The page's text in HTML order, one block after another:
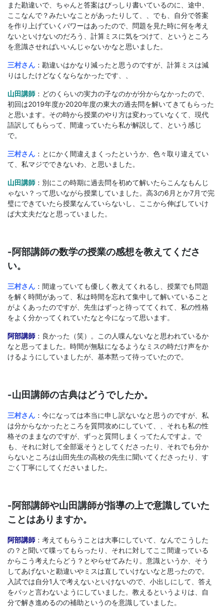
また勘違いで、ちゃんと答案はびっしり書いているのに、途中、
ここなんで？みたいなことがあったりして、、でも、自分で答案
を作り上げていくパワーはあったので、問題を見た時に何を考え
ないといけないのだろう、計算ミスに気をつけて、というところ
を意識させればいいんじゃないかなと思いました。
三村さん ：勘違いはかなり減ったと思うのですが、計算ミスは減
りはしたけどなくならなかったです、、
山田講師 ：どのくらいの実力の子なのかが分からなかったので、
初回は2019年度か2020年度の東大の過去問を解いてきてもらった
と思います。その時から授業のやり方は変わっていなくて、現代
語訳してもらって、間違っていたら私が解説して、という感じ
で。
三村さん ：とにかく間違えまくったというか、色々取り違えてい
て、私マジでできないわ、と思いました。
山田講師 ：別にこの時期に過去問を初めて解いたらこんなもんじ
ゃない？って思いながら授業していました。高3の6月とか7月で完
璧にできていたら授業なんていらないし、ここから伸ばしていけ
ば大丈夫だなと思っていました。
-阿部講師の数学の授業の感想を教えてくださ
い。
三村さん ：間違っていても優しく教えてくれるし、授業でも問題
を解く時間があって、私は時間を忘れて集中して解いていること
がよくあったのですが、先生はずっと待っててくれて、私の性格
をよく分かってくれていたなと今になって思います。
阿部講師 ：良かった（笑）。この人喋んないなと思われているか
なと思ってました。時間が無駄になるようなミスの時だけ声をか
けるようにしていましたが、基本黙って待っていたので。
-山田講師の古典はどうでしたか。
三村さん ：今になっては本当に申し訳ないなと思うのですが、私
は分からなかったところを質問攻めにしていて、、それも私の性
格そのままなのですが、ずっと質問しまくってたんですよ。で
も、それに対して全部返そうとしてくださったり、それでも分か
らないところは山田先生の高校の先生に聞いてくださったり、す
ごく丁寧にしてくださいました。
-阿部講師や山田講師が指導の上で意識していた
ことはありますか。
阿部講師 ：考えてもらうことは大事にしていて、なんでこうした
の？と聞いて喋ってもらったり、それに対してここ間違っている
からこう考えたらどう？とやらせてみたり。意識というか、そう
してあげないと勘違いやミスは直していけないなと思ったので。
入試では自分1人で考えないといけないので、小出しにして、答え
をパッと言わないようにしていました。教えるというよりは、自
分で解き進めるのの補助というのを意識していました。